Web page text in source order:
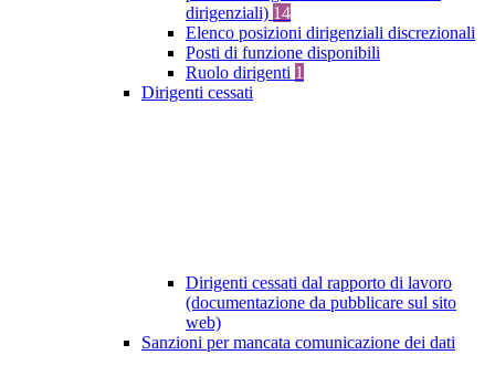
dirigenziali) 14
Elenco posizioni dirigenziali discrezionali
Posti di funzione disponibili
Ruolo dirigenti 1
Dirigenti cessati
Dirigenti cessati dal rapporto di lavoro
(documentazione da pubblicare sul sito
web)
Sanzioni per mancata comunicazione dei dati